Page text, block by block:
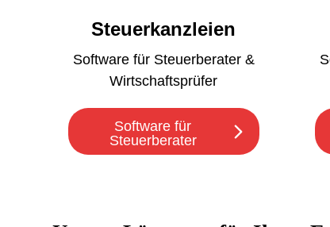
Steuerkanzleien
Software für Steuerberater &
Wirtschaftsprüfer
Software für
Steuerberater